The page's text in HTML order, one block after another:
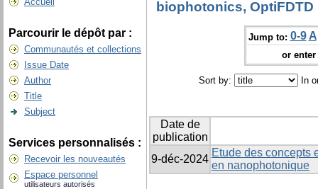
Parcourir le dépôt par :
Communautés et collections
Issue Date
Author
Title
Subject
Services personnalisés :
Recevoir les nouveautés
Espace personnel
utilisateurs autorisés
biophotonics, OptiFDTD
Jump to: 0-9 A
or
Sort by: In
Date de
publication
9-déc-2024
Etude des concepts
en nanophotonique